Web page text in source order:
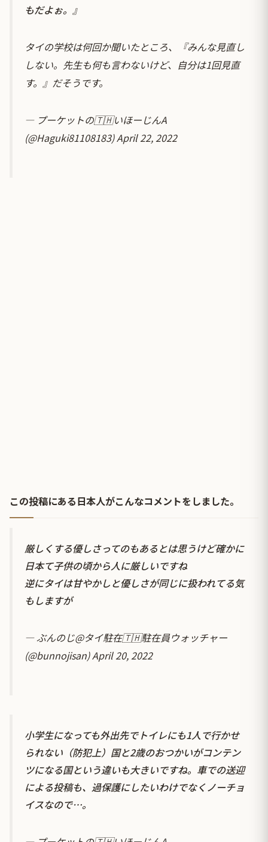
もだよぉ。』
タイの学校は何回か聞いたところ、『みんな見直し
しない。先生も何も言わないけど、自分は1回見直
す。』だそうです。
— プーケットの🇹🇭いほーじんA
(@Haguki81108183)April 22, 2022
この投稿にある日本人がこんなコメントをしました。
厳しくする優しさってのもあるとは思うけど確かに
日本て子供の頃から人に厳しいですね
逆にタイは甘やかしと優しさが同じに扱われてる気
もしますが
— ぶんのじ@タイ駐在🇹🇭駐在員ウォッチャー
(@bunnojisan)April 20, 2022
小学生になっても外出先でトイレにも1人で行かせ
られない（防犯上）国と2歳のおつかいがコンテン
ツになる国という違いも大きいですね。車での送迎
による投稿も、過保護にしたいわけでなくノーチョ
イスなので…。